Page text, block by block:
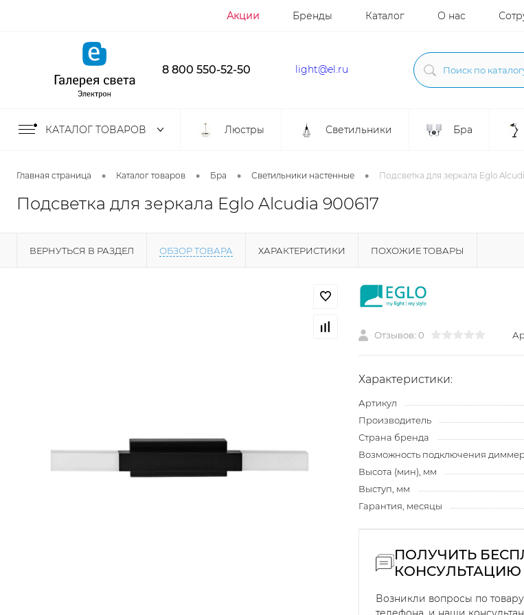
Акции Бренды Каталог О нас
8 800 550-52-50 light@el.ru
КАТАЛОГ ТОВАРОВ Люстры Светильники Бра
Главная страница • Каталог товаров • Бра • Светильники настенные • Подсветка для зеркала Eglo
Подсветка для зеркала Eglo Alcudia 900617
ВЕРНУТЬСЯ В РАЗДЕЛ ОБЗОР ТОВАРА ХАРАКТЕРИСТИКИ ПОХОЖИЕ ТОВАРЫ
Отзывов: 0
Характеристики:
Артикул
Производитель
Страна бренда
Возможность подключения
Высота (мин), мм
Выступ, мм
Гарантия, месяцы
ПОЛУЧИТЬ
КОНСУЛЬТАЦИЮ
Возникли вопросы по